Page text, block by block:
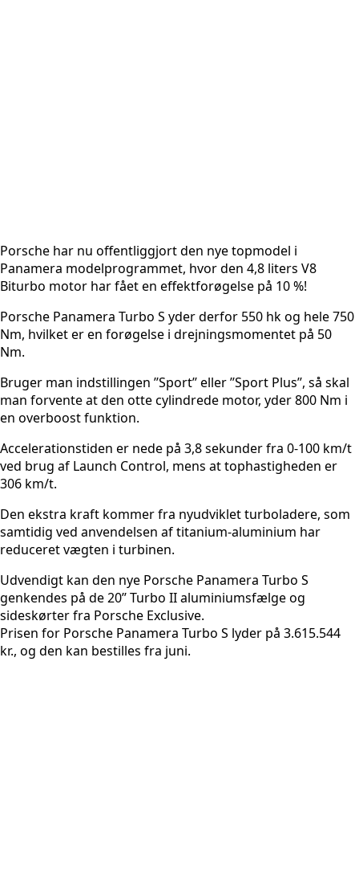
Porsche har nu offentliggjort den nye topmodel i
Panamera modelprogrammet, hvor den 4,8 liters V8
Biturbo motor har fået en effektforøgelse på 10 %!
Porsche Panamera Turbo S yder derfor 550 hk og hele 750
Nm, hvilket er en forøgelse i drejningsmomentet på 50
Nm.
Bruger man indstillingen ’’Sport’’ eller ’’Sport Plus’’, så skal
man forvente at den otte cylindrede motor, yder 800 Nm i
en overboost funktion.
Accelerationstiden er nede på 3,8 sekunder fra 0-100 km/t
ved brug af Launch Control, mens at tophastigheden er
306 km/t.
Den ekstra kraft kommer fra nyudviklet turboladere, som
samtidig ved anvendelsen af titanium-aluminium har
reduceret vægten i turbinen.
Udvendigt kan den nye Porsche Panamera Turbo S
genkendes på de 20’’ Turbo II aluminiumsfælge og
sideskørter fra Porsche Exclusive.
Prisen for Porsche Panamera Turbo S lyder på 3.615.544
kr., og den kan bestilles fra juni.